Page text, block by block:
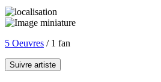
5 Oeuvres / 1 fan
Suivre artiste